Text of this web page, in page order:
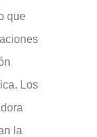
que
Los
la